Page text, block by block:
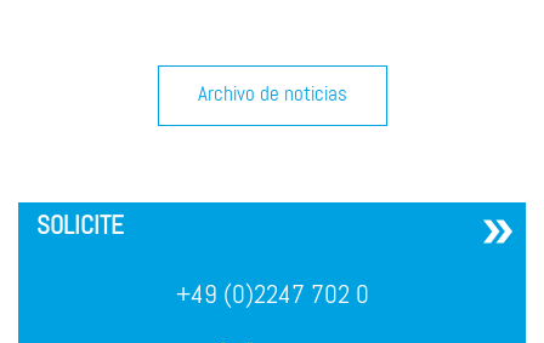
Archivo de noticias
SOLICITE
+49 (0)2247 702 0